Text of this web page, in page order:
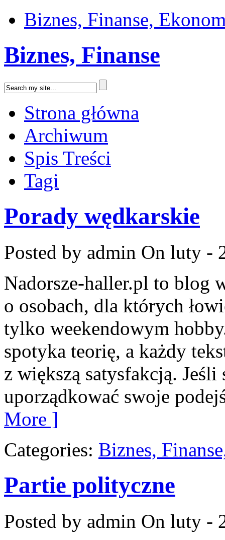
Biznes, Finanse,
Biznes, Finanse
Strona główna
Archiwum
Spis Treści
Tagi
Porady wędkarskie
Posted by admin On luty -
Nadorsze-haller.pl to blog
o osobach, dla których
tylko weekendowym
spotyka teorię, a każdy
z większą satysfakcją.
uporządkować swoje
More ]
Categories: Biznes,
Partie polityczne
Posted by admin On luty -